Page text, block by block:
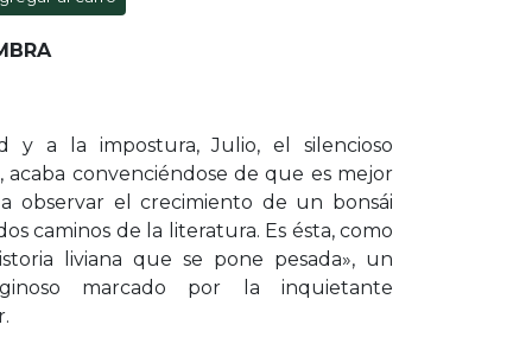
y a la impostura, Julio, el silencioso
convenciéndose de que es mejor
observar el crecimiento de un bonsái
caminos de la literatura. Es ésta, como
liviana que se pone pesada», un
marcado por la inquietante